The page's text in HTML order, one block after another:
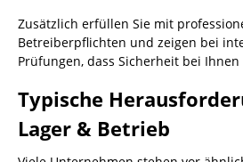
Zusätzlich erfüllen Sie mit
Betreiberpflichten und zeigen bei
Prüfungen, dass Sicherheit bei
Typische
Lager & Betrieb